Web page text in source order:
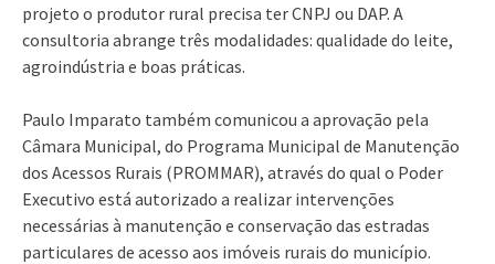
projeto o produtor rural precisa ter CNPJ ou DAP. A
consultoria abrange três modalidades: qualidade do leite,
agroindústria e boas práticas.
Paulo Imparato também comunicou a aprovação pela
Câmara Municipal, do Programa Municipal de Manutenção
dos Acessos Rurais (PROMMAR), através do qual o Poder
Executivo está autorizado a realizar intervenções
necessárias à manutenção e conservação das estradas
particulares de acesso aos imóveis rurais do município.